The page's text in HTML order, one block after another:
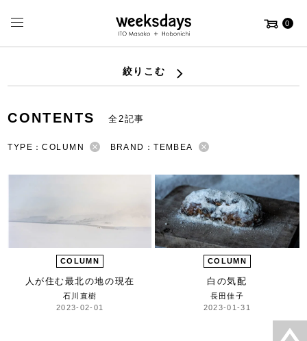
0
絞りこむ
CONTENTS 全2記事
TYPE：COLUMN BRAND：TEMBEA
COLUMN
人が住む最北の地の現在
石川直樹
2023-02-01
COLUMN
白の気配
長田佳子
2023-01-31